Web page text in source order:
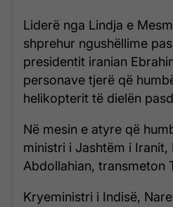
Liderë nga Lindja e
shprehur ngushëllime
presidentit iranian
personave tjerë që
helikopterit të dielën
Në mesin e atyre që
ministri i Jashtëm i Iranit,
Abdollahian, transmeton
Kryeministri i Indisë,